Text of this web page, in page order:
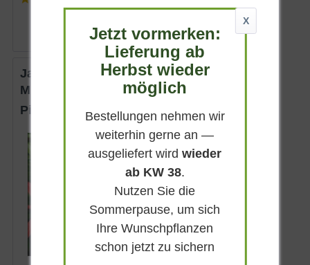
ab 15,90 € *
Japanische Lavendelheide 'Red
Mill'
Pieris japonica 'Red Mill'
Immergrün
Weiß
Halbschattig-
schattig
bis zu 2 m
Lieferbar
X
Jetzt vormerken:
Lieferung ab
Herbst wieder
möglich
Bestellungen nehmen wir
weiterhin gerne an —
ausgeliefert wirdwieder
ab KW 38.
Nutzen Sie die
Sommerpause, um sich
Ihre Wunschpflanzen
schon jetzt zu sichern